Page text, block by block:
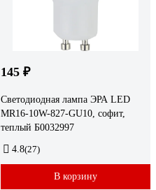
145 ₽
Светодиодная лампа ЭРА LED
MR16-10W-827-GU10, софит,
теплый Б0032997
4.8(27)
В корзину